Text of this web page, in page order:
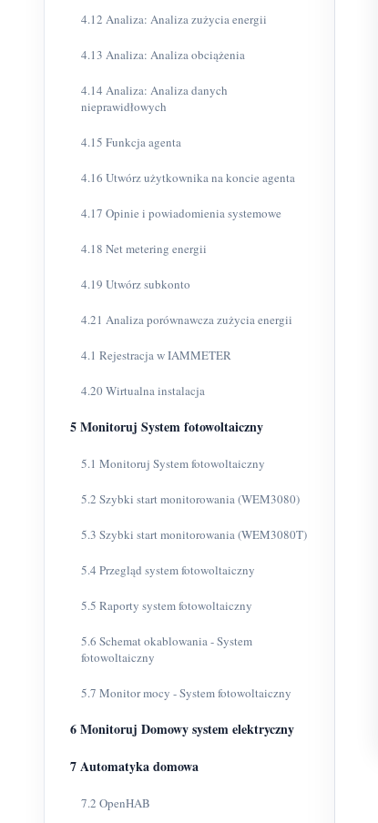
4.12 Analiza: Analiza zużycia energii
4.13 Analiza: Analiza obciążenia
4.14 Analiza: Analiza danych
nieprawidłowych
4.15 Funkcja agenta
4.16 Utwórz użytkownika na koncie agenta
4.17 Opinie i powiadomienia systemowe
4.18 Net metering energii
4.19 Utwórz subkonto
4.21 Analiza porównawcza zużycia energii
4.1 Rejestracja w IAMMETER
4.20 Wirtualna instalacja
5 Monitoruj System fotowoltaiczny
5.1 Monitoruj System fotowoltaiczny
5.2 Szybki start monitorowania (WEM3080)
5.3 Szybki start monitorowania (WEM3080T)
5.4 Przegląd system fotowoltaiczny
5.5 Raporty system fotowoltaiczny
5.6 Schemat okablowania - System
fotowoltaiczny
5.7 Monitor mocy - System fotowoltaiczny
6 Monitoruj Domowy system elektryczny
7 Automatyka domowa
7.2 OpenHAB